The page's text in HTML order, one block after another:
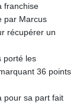
franchise
par Marcus
récupérer un
porté les
36 points
pour sa part fait